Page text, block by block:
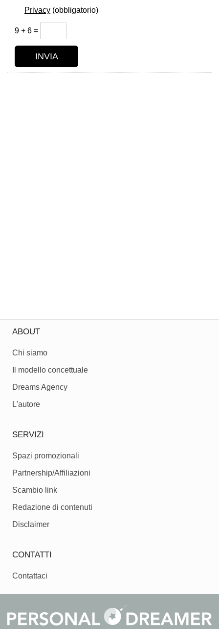
Privacy (obbligatorio)
9 + 6 =
ABOUT
Chi siamo
Il modello concettuale
Dreams Agency
L'autore
SERVIZI
Spazi promozionali
Partnership/Affiliazioni
Scambio link
Redazione di contenuti
Disclaimer
CONTATTI
Contattaci